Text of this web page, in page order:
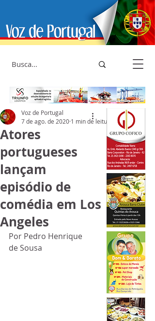
Atores
portugueses
lançam
episódio de
comédia em Los
Angeles
Voz de Portugal
7 de ago. de 2020 1 min de leitura
Por Pedro Henrique
de Sousa